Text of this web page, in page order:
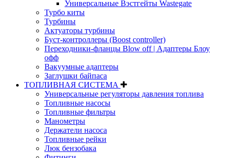
Универсальные Вэстгейты Wastegate
Турбо киты
Турбины
Актуаторы турбины
Буст-контроллеры (Boost controller)
Переходники-фланцы Blow off | Адаптеры Блоу
офф
Вакуумные адаптеры
Заглушки байпаса
ТОПЛИВНАЯ СИСТЕМА
Универсальные регуляторы давления топлива
Топливные насосы
Топливные фильтры
Манометры
Держатели насоса
Топливные рейки
Люк бензобака